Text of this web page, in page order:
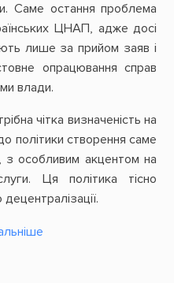
Саме остання проблема
ЦНАП, адже досі
лише за прийом заяв і
опрацювання справ
влади.
чітка визначеність на
політики створення саме
з особливим акцентом на
Ця політика тісно